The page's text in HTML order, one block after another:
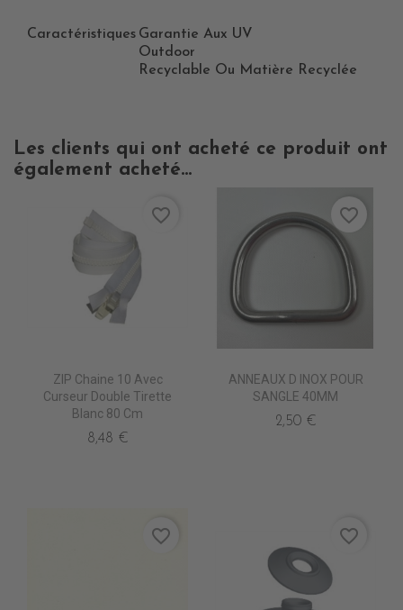
Caractéristiques Garantie Aux UV
Outdoor
Recyclable Ou Matière Recyclée
Les clients qui ont acheté ce produit ont
également acheté...
ZIP Chaine 10 Avec
Curseur Double Tirette
Blanc 80 Cm
8,48 €
favorite_border
ANNEAUX D INOX POUR
SANGLE 40MM
2,50 €
favorite_border
favorite_border favorite_border